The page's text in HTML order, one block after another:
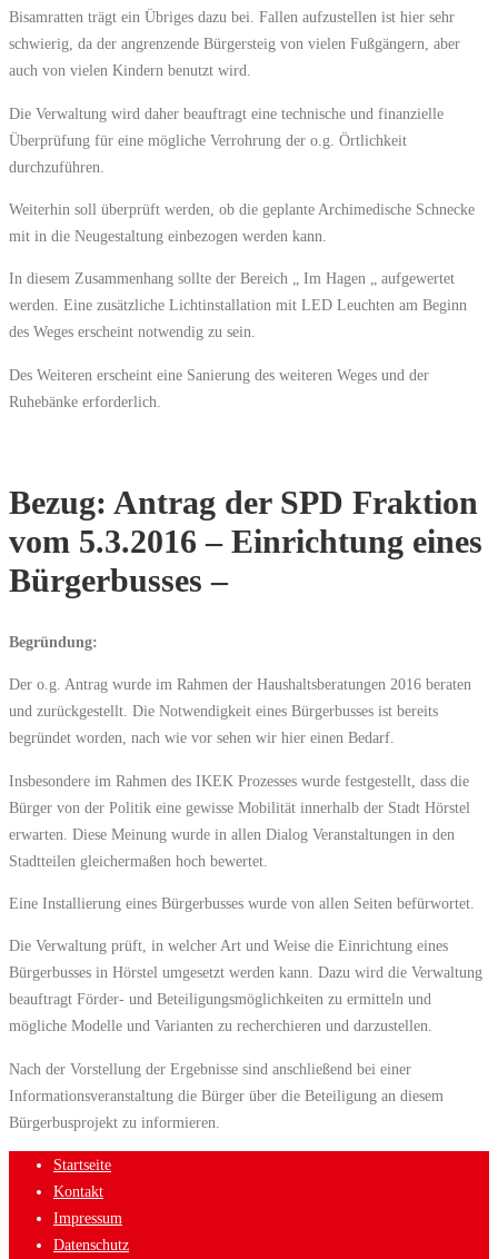
Bisamratten trägt ein Übriges dazu bei. Fallen aufzustellen ist hier sehr
schwierig, da der angrenzende Bürgersteig von vielen Fußgängern, aber
auch von vielen Kindern benutzt wird.
Die Verwaltung wird daher beauftragt eine technische und finanzielle
Überprüfung für eine mögliche Verrohrung der o.g. Örtlichkeit
durchzuführen.
Weiterhin soll überprüft werden, ob die geplante Archimedische Schnecke
mit in die Neugestaltung einbezogen werden kann.
In diesem Zusammenhang sollte der Bereich „ Im Hagen „ aufgewertet
werden. Eine zusätzliche Lichtinstallation mit LED Leuchten am Beginn
des Weges erscheint notwendig zu sein.
Des Weiteren erscheint eine Sanierung des weiteren Weges und der
Ruhebänke erforderlich.
Bezug: Antrag der SPD Fraktion
vom 5.3.2016 – Einrichtung eines
Bürgerbusses –
Begründung:
Der o.g. Antrag wurde im Rahmen der Haushaltsberatungen 2016 beraten
und zurückgestellt. Die Notwendigkeit eines Bürgerbusses ist bereits
begründet worden, nach wie vor sehen wir hier einen Bedarf.
Insbesondere im Rahmen des IKEK Prozesses wurde festgestellt, dass die
Bürger von der Politik eine gewisse Mobilität innerhalb der Stadt Hörstel
erwarten. Diese Meinung wurde in allen Dialog Veranstaltungen in den
Stadtteilen gleichermaßen hoch bewertet.
Eine Installierung eines Bürgerbusses wurde von allen Seiten befürwortet.
Die Verwaltung prüft, in welcher Art und Weise die Einrichtung eines
Bürgerbusses in Hörstel umgesetzt werden kann. Dazu wird die Verwaltung
beauftragt Förder- und Beteiligungsmöglichkeiten zu ermitteln und
mögliche Modelle und Varianten zu recherchieren und darzustellen.
Nach der Vorstellung der Ergebnisse sind anschließend bei einer
Informationsveranstaltung die Bürger über die Beteiligung an diesem
Bürgerbusprojekt zu informieren.
Startseite
Kontakt
Impressum
Datenschutz